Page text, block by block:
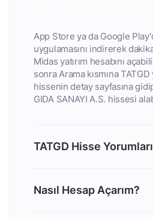
App Store ya da Google
uygulamasını indirerek
Midas yatırım hesabını
sonra Arama kısmına
hissenin detay sayfasına
GIDA SANAYI A.S. hissesi
TATGD Hisse Yorumları
Nasıl Hesap Açarım?